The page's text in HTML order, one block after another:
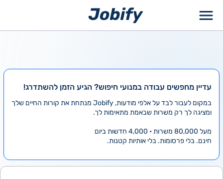
עדיין מחפשים עבודה במנועי חיפוש? הגיע הזמן להשתדרג!
במקום לעבור לבד על אלפי מודעות, Jobify מנתחת את קורות החיים שלך
ומציגה לך רק משרות שבאמת מתאימות לך.
מעל 80,000 משרות • 4,000 חדשות ביום
חינם. בלי פרסומות. בלי אותיות קטנות.